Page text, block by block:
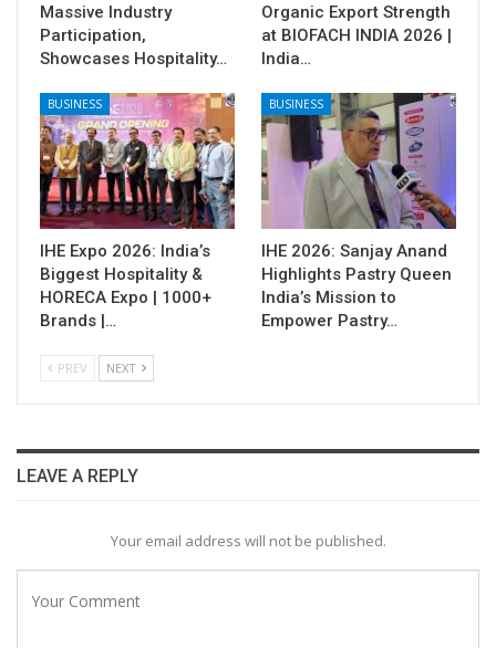
Massive Industry
Participation,
Showcases Hospitality…
Organic Export Strength
at BIOFACH INDIA 2026 |
India…
BUSINESS
IHE Expo 2026: India’s
Biggest Hospitality &
HORECA Expo | 1000+
Brands |…
BUSINESS
IHE 2026: Sanjay Anand
Highlights Pastry Queen
India’s Mission to
Empower Pastry…
PREV NEXT
LEAVE A REPLY
Your email address will not be published.